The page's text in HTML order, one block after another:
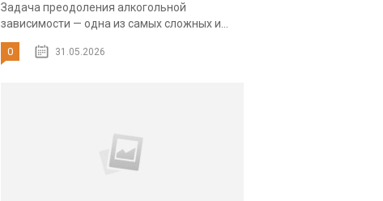
Задача преодоления алкогольной
зависимости — одна из самых сложных и...
0 31.05.2026